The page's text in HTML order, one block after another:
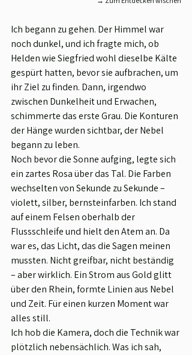
Ich begann zu gehen. Der Himmel war
noch dunkel, und ich fragte mich, ob
Helden wie Siegfried wohl dieselbe Kälte
gespürt hatten, bevor sie aufbrachen, um
ihr Ziel zu finden. Dann, irgendwo
zwischen Dunkelheit und Erwachen,
schimmerte das erste Grau. Die Konturen
der Hänge wurden sichtbar, der Nebel
begann zu leben.
Noch bevor die Sonne aufging, legte sich
ein zartes Rosa über das Tal. Die Farben
wechselten von Sekunde zu Sekunde –
violett, silber, bernsteinfarben. Ich stand
auf einem Felsen oberhalb der
Flussschleife und hielt den Atem an. Da
war es, das Licht, das die Sagen meinen
mussten. Nicht greifbar, nicht beständig
– aber wirklich. Ein Strom aus Gold glitt
über den Rhein, formte Linien aus Nebel
und Zeit. Für einen kurzen Moment war
alles still.
Ich hob die Kamera, doch die Technik war
plötzlich nebensächlich. Was ich sah,